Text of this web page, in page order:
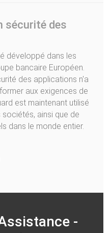
sécurité des
développé dans les
bancaire Européen.
des applications n'a
aux exigences de
est maintenant utilisé
ainsi que de
dans le monde entier.
-